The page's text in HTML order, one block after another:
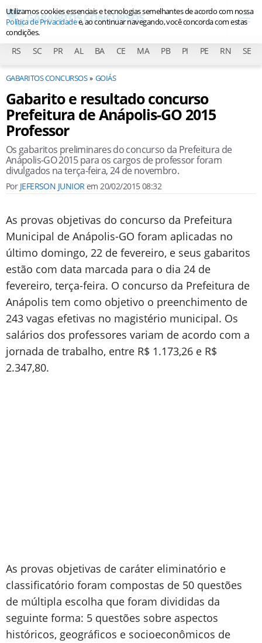
RS SC PR AL BA CE MA PB PI PE RN SE
GABARITOS CONCURSOS GOIÁS
Gabarito e resultado concurso
Prefeitura de Anápolis-GO 2015
Professor
Os gabaritos preliminares do concurso da Prefeitura de
Anápolis-GO 2015 para os cargos de professor foram
divulgados na terça-feira, 24 de novembro.
Por JEFERSON JUNIORem20/02/2015 08:32
As provas objetivas do concurso da Prefeitura
Municipal de Anápolis-GO foram aplicadas no
último domingo, 22 de fevereiro, e seus gabaritos
estão com data marcada para o dia 24 de
fevereiro, terça-feira. O concurso da Prefeitura de
Anápolis tem como objetivo o preenchimento de
243 vagas efetivas no magistério municipal. Os
salários dos professores variam de acordo com a
jornada de trabalho, entre R$ 1.173,26 e R$
2.347,80.
As provas objetivas de caráter eliminatório e
classificatório foram compostas de 50 questões
de múltipla escolha que foram divididas da
seguinte forma: 5 questões sobre aspectos
históricos, geográficos e socioeconômicos de
Utilizamos cookies essenciais e tecnologias semelhantes de acordo com nossa
Política de Privacidadee, ao continuar navegando, você concorda com estas
condições.